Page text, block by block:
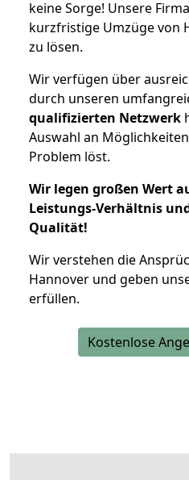
keine Sorge! Unsere
kurzfristige Umzüge von
zu lösen.
Wir verfügen über
durch unseren
qualifizierten Netzwerk
Auswahl an
Problem löst.
Wir legen großen Wert
Leistungs-Verhältnis
Qualität!
Wir verstehen die
Hannover und geben
erfüllen.
Kostenlose